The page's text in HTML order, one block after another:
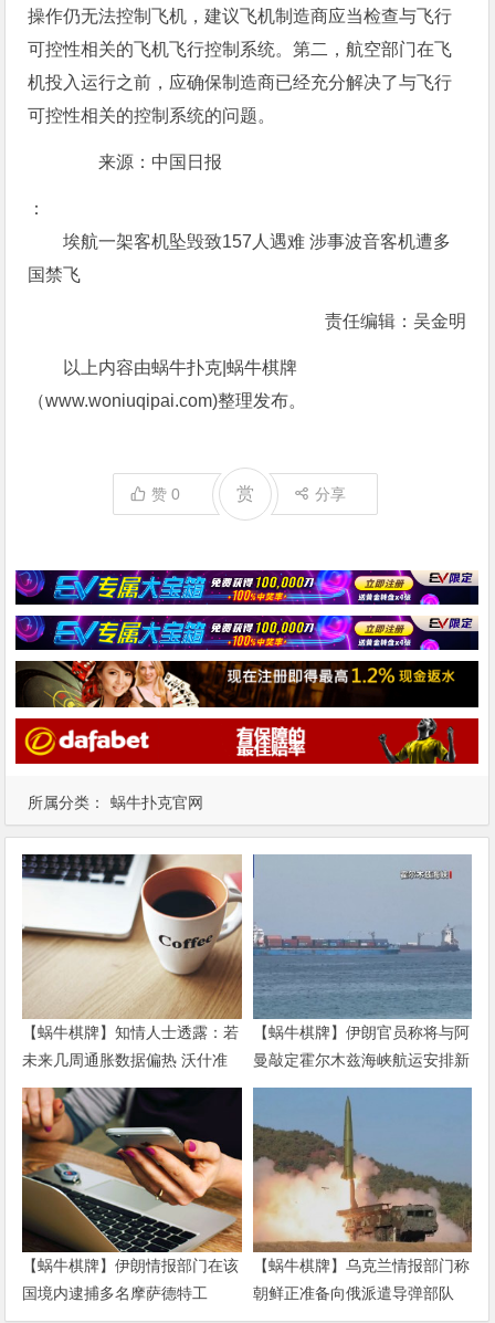
所属分类： 蜗牛扑克官网
操作仍无法控制飞机，建议飞机制造商应当检查与飞行
可控性相关的飞机飞行控制系统。第二，航空部门在飞
机投入运行之前，应确保制造商已经充分解决了与飞行
可控性相关的控制系统的问题。
来源：中国日报
：
埃航一架客机坠毁致157人遇难 涉事波音客机遭多
国禁飞
责任编辑：吴金明
以上内容由蜗牛扑克|蜗牛棋牌
（www.woniuqipai.com)整理发布。
赞0 赏 分享
【蜗牛棋牌】知情人士透露：若
未来几周通胀数据偏热 沃什准
备好加息
【蜗牛棋牌】伊朗官员称将与阿
曼敲定霍尔木兹海峡航运安排新
协议
【蜗牛棋牌】伊朗情报部门在该
国境内逮捕多名摩萨德特工
【蜗牛棋牌】乌克兰情报部门称
朝鲜正准备向俄派遣导弹部队